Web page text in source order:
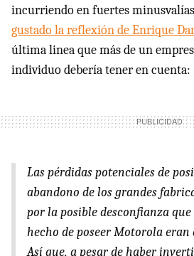
incurriendo en fuertes
gustado la reflexión de Enrique
última linea que más de un
individuo debería tener en cuenta:
Las pérdidas potenciales de
abandono de los grandes
por la posible desconfianza
hecho de poseer Motorola eran
Así que, a pesar de haber